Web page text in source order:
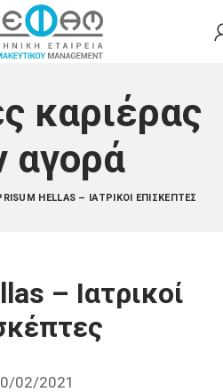
καριέρας
αγορά
HELLAS – ΙΑΤΡΙΚΟΊ ΕΠΙΣΚΈΠΤΕΣ
– Ιατρικοί
02/2021